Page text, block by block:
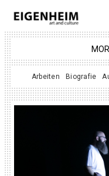
Arbeiten Biografie